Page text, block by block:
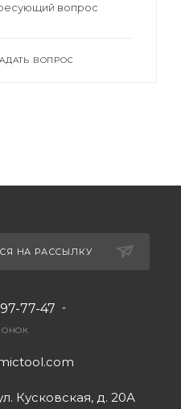
вопрос
ВОПРОС
НА РАССЫЛКУ
77-47
Кусковская, д. 20А